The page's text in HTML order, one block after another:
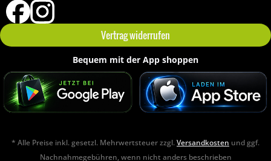
Vertrag widerrufen
Bequem mit der App shoppen
* Alle Preise inkl. gesetzl. Mehrwertsteuer zzgl.Versandkosten und ggf.
Nachnahmegebühren, wenn nicht anders beschrieben